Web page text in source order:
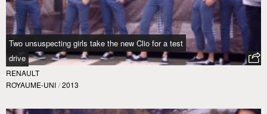
Two unsuspecting girls take the new Clio for a test
drive
RENAULT
ROYAUME-UNI / 2013